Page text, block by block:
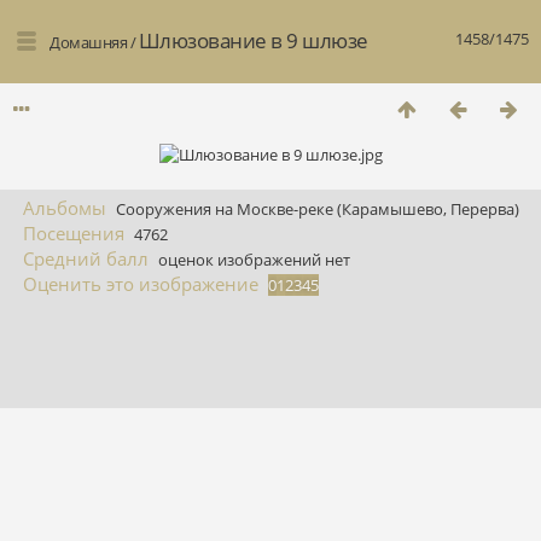
1458/1475
Домашняя/Шлюзование в 9 шлюзе
Альбомы Сооружения на Москве-реке (Карамышево, Перерва)
Посещения 4762
Средний балл оценок изображений нет
Оценить это изображение